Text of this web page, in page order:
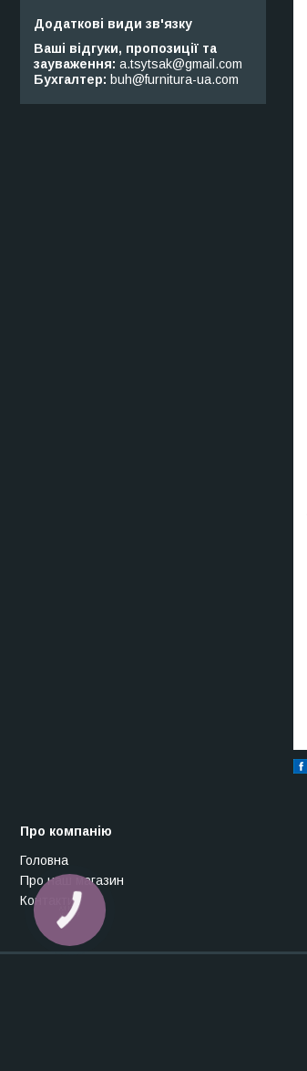
Ваші відгуки, пропозиції та
зауваження a.tsytsak@gmail.com
Бухгалтер
buh@furnitura-ua.com
Про компанію
Головна
Про наш магазин
Контакти